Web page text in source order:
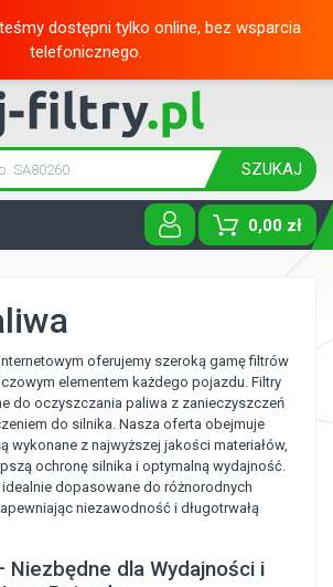
dostępni tylko online, bez wsparcia
telefonicznego.
SZUKAJ
0,00 zł
oferujemy szeroką gamę filtrów
elementem każdego pojazdu. Filtry
do oczyszczania paliwa z zanieczyszczeń
do silnika. Nasza oferta obejmuje
wykonane z najwyższej jakości materiałów,
ochronę silnika i optymalną wydajność.
dopasowane do różnorodnych
niezawodność i długotrwałą
Niezbędne dla Wydajności i